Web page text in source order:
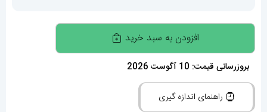
ساعت
مچی
مردانه
هابلوت
کرنوگراف
افزودن به سبد خرید
بروزرسانی قیمت: 10 آگوست 2026
راهنمای اندازه گیری